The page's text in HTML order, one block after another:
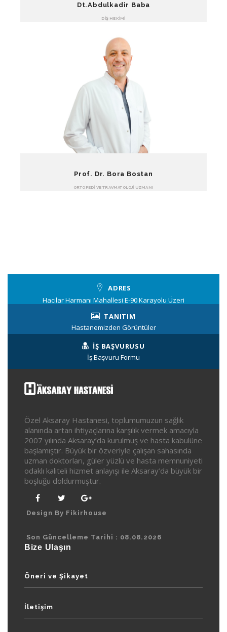
Dt.Abdulkadir Baba
DIŞ HEKIMI
Prof. Dr. Bora Bostan
ORTOPEDI VE TRAVMATOLOJI UZMANI
ADRES
Hacılar Harmanı Mahallesi E-90 Karayolu Üzeri
TANITIM
Hastanemizden Görüntüler
İŞ BAŞVURUSU
İş Başvuru Formu
Özel Aksaray Hastanesi, toplumumuzun sağlık
alanında artan ihtiyaçlarına karşılık vermek amacıyla
2007 yılında Aksaray’da kurulmuş ve hasta kabulüne
başlamıştır. Büyük bir özveriyle çalışan sahasında
uzman doktorları, güler yüzlü ve hasta memnuniyeti
odaklı kaliteli hizmet anlayışı ile Aksaray’da büyük bir
boşluğu doldurmuştur.
Design By Fikirhouse
Son Güncelleme Tarihi : 08.08.2026
Bize Ulaşın
Öneri ve Şikayet
İletişim